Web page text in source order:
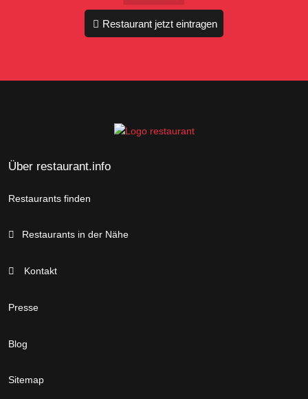
Restaurant jetzt eintragen
Über restaurant.info
Restaurants finden
Restaurants in der Nähe
Kontakt
Presse
Blog
Sitemap